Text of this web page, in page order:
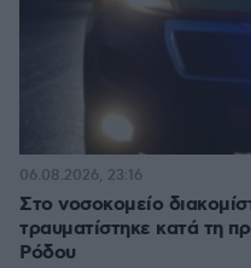
Στο νοσοκομείο
τραυματίστηκε κατά τη
Ρόδου
06.08.2026, 23:16